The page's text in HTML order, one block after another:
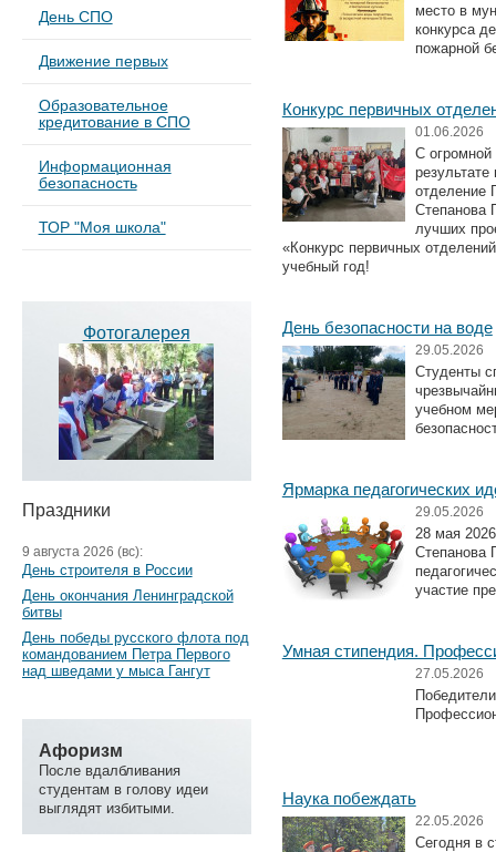
День СПО
Движение первых
Образовательное
кредитование в СПО
Информационная
безопасность
ТОР "Моя школа"
Фотогалерея
Праздники
9 августа 2026 (вс):
День строителя в России
День окончания Ленинградской
битвы
День победы русского флота под
командованием Петра Первого
над шведами у мыса Гангут
Афоризм
После вдалбливания
студентам в голову идеи
выглядят избитыми.
место в
конкурса
пожарной
Конкурс первичных
01.06.2026
С
Степанова
лучших
«Конкурс первичных
учебный год!
День безопасности на воде
29.05.2026
Студенты
учебном
Ярмарка педагогических
29.05.2026
28 мая
Степанова
участие
Умная стипендия.
27.05.2026
Наука побеждать
22.05.2026
Сегодня в